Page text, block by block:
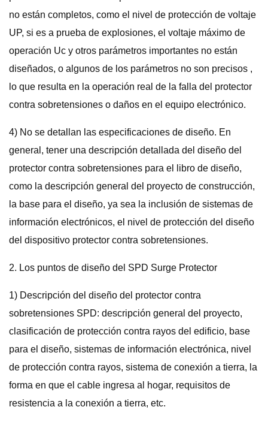
no están completos, como el nivel de protección de voltaje
UP, si es a prueba de explosiones, el voltaje máximo de
operación Uc y otros parámetros importantes no están
diseñados, o algunos de los parámetros no son precisos ,
lo que resulta en la operación real de la falla del protector
contra sobretensiones o daños en el equipo electrónico.
4) No se detallan las especificaciones de diseño. En
general, tener una descripción detallada del diseño del
protector contra sobretensiones para el libro de diseño,
como la descripción general del proyecto de construcción,
la base para el diseño, ya sea la inclusión de sistemas de
información electrónicos, el nivel de protección del diseño
del dispositivo protector contra sobretensiones.
2. Los puntos de diseño del SPD Surge Protector
1) Descripción del diseño del protector contra
sobretensiones SPD: descripción general del proyecto,
clasificación de protección contra rayos del edificio, base
para el diseño, sistemas de información electrónica, nivel
de protección contra rayos, sistema de conexión a tierra, la
forma en que el cable ingresa al hogar, requisitos de
resistencia a la conexión a tierra, etc.